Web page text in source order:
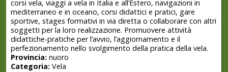
corsi vela, viaggi a vela in Italia e all’Estero, navigazioni in
mediterraneo e in oceano, corsi didattici e pratici, gare
sportive, stages formativi in via diretta o collaborare con altri
soggetti per la loro realizzazione. Promuovere attività
didattiche-pratiche per l’avvio, l’aggiornamento e il
perfezionamento nello svolgimento della pratica della vela.
Provincia:nuoro
Categoria:Vela